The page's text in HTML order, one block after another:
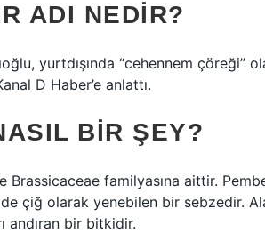
ADI NEDIR?
yurtdışında “cehennem çöreği”
D Haber’e anlattı.
BIR ŞEY?
Brassicaceae familyasına aittir.
çiğ olarak yenebilen bir sebzedir.
andıran bir bitkidir.